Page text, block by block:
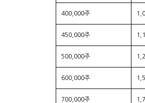
400,000주
450,000주
500,000주
600,000주
700,000주